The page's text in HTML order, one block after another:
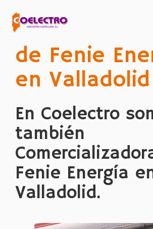
de Fenie
en Valladolid
En Coelectro
también
Fenie Energía
Valladolid.